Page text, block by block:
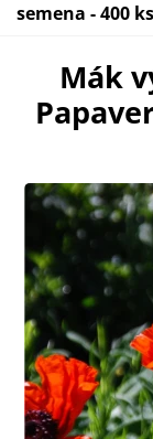
semena - 400 ks
Mák